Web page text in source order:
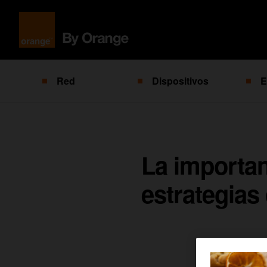
Red Dispositivos
La